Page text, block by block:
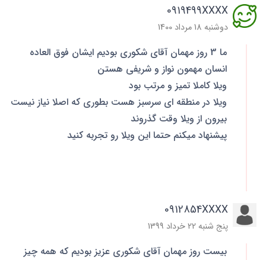
0919499XXXX
دوشنبه 18 مرداد 1400
ما 3 روز مهمان آقای شکوری بودیم ایشان فوق العاده
انسان مهمون نواز و شریفی هستن
ویلا کاملا تمیز و مرتب بود
ویلا در منطقه ای سرسبز هست بطوری که اصلا نیاز نیست
بیرون از ویلا وقت گذروند
پیشنهاد میکنم حتما این ویلا رو تجربه کنید
0912854XXXX
پنج شنبه 22 خرداد 1399
بیست روز مهمان آقای شکوری عزیز بودیم که همه چیز